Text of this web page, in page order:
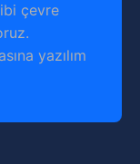
çevre
yazılım